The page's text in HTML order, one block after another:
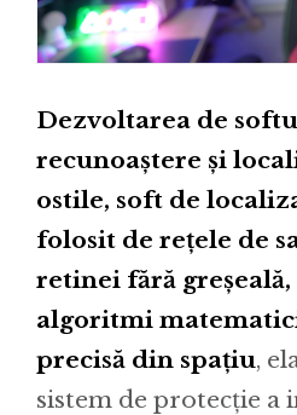
Dezvoltarea de
recunoaștere și
ostile, soft de
folosit de rețele de
retinei fără
algoritmi
precisă din spațiu,
sistem de protecție